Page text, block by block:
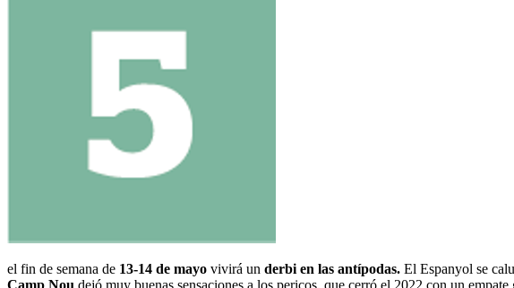
el fin de semana de 13-14 de mayo vivirá un derbi en las antípodas. El Espanyol se
Camp Nou dejó muy buenas sensaciones a los pericos, que cerró el 2022 con un empate